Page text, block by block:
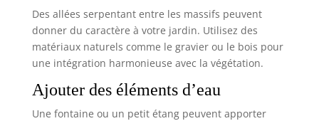
Des allées serpentant entre les massifs peuvent
donner du caractère à votre jardin. Utilisez des
matériaux naturels comme le gravier ou le bois pour
une intégration harmonieuse avec la végétation.
Ajouter des éléments d’eau
Une fontaine ou un petit étang peuvent apporter